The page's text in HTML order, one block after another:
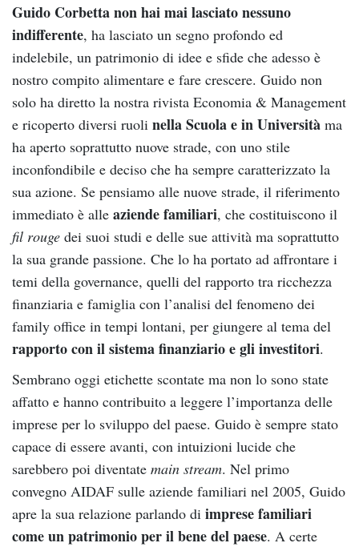
Guido Corbetta non hai mai lasciato nessuno
indifferente, ha lasciato un segno profondo ed
indelebile, un patrimonio di idee e sfide che adesso è
nostro compito alimentare e fare crescere. Guido non
solo ha diretto la nostra rivista Economia & Management
e ricoperto diversi ruoli nella Scuola e in Università ma
ha aperto soprattutto nuove strade, con uno stile
inconfondibile e deciso che ha sempre caratterizzato la
sua azione. Se pensiamo alle nuove strade, il riferimento
immediato è alle aziende familiari, che costituiscono il
fil rouge dei suoi studi e delle sue attività ma soprattutto
la sua grande passione. Che lo ha portato ad affrontare i
temi della governance, quelli del rapporto tra ricchezza
finanziaria e famiglia con l’analisi del fenomeno dei
family office in tempi lontani, per giungere al tema del
rapporto con il sistema finanziario e gli investitori.
Sembrano oggi etichette scontate ma non lo sono state
affatto e hanno contribuito a leggere l’importanza delle
imprese per lo sviluppo del paese. Guido è sempre stato
capace di essere avanti, con intuizioni lucide che
sarebbero poi diventate main stream. Nel primo
convegno AIDAF sulle aziende familiari nel 2005, Guido
apre la sua relazione parlando di imprese familiari
come un patrimonio per il bene del paese. A certe